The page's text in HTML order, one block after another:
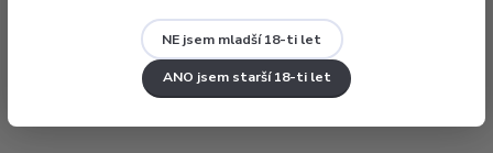
NE jsem mladší 18-ti let
ANO jsem starší 18-ti let